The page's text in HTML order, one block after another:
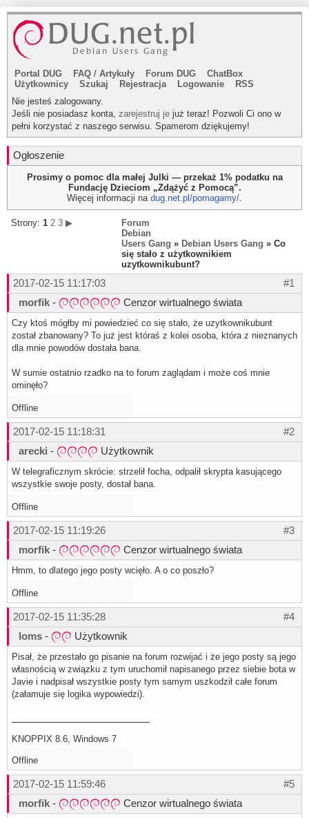
Portal DUG FAQ / Artykuły Forum DUG
ChatBox
Użytkownicy
Szukaj Rejestracja Logowanie
RSS
Nie jesteś zalogowany.
Jeśli nie posiadasz konta, zarejestruj je już teraz! Pozwoli Ci ono w
pełni korzystać z naszego serwisu. Spamerom dziękujemy!
Ogłoszenie
Prosimy o pomoc dla małej Julki — przekaż 1% podatku na
Fundację Dzieciom „Zdążyć z Pomocą”.
Więcej informacji na dug.net.pl/pomagamy/.
Strony: 1 2 3 ▶
Forum
Debian
Users Gang » Debian Users Gang » Co
się stało z użytkownikiem
uzytkownikubunt?
#1
2017-02-15 11:17:03
morfik - Cenzor wirtualnego świata
Czy ktoś mógłby mi powiedzieć co się stało, że uzytkownikubunt
został zbanowany? To już jest któraś z kolei osoba, która z nieznanych
dla mnie powodów dostała bana.
W sumie ostatnio rzadko na to forum zaglądam i może coś mnie
ominęło?
Offline
#2
2017-02-15 11:18:31
arecki - Użytkownik
W telegraficznym skrócie: strzelił focha, odpalił skrypta kasującego
wszystkie swoje posty, dostał bana.
Offline
#3
2017-02-15 11:19:26
morfik - Cenzor wirtualnego świata
Hmm, to dlatego jego posty wcięło. A o co poszło?
Offline
#4
2017-02-15 11:35:28
loms - Użytkownik
Pisał, że przestało go pisanie na forum rozwijać i że jego posty są jego
własnością w związku z tym uruchomił napisanego przez siebie bota w
Javie i nadpisał wszystkie posty tym samym uszkodził całe forum
(załamuje się logika wypowiedzi).
KNOPPIX 8.6, Windows 7
Offline
#5
2017-02-15 11:59:46
morfik - Cenzor wirtualnego świata